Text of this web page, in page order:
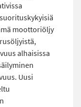
moottoriöljy
alhaisissa
Uusi